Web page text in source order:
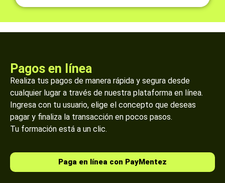
Pagos en línea
Realiza tus pagos de manera rápida y segura desde
cualquier lugar a través de nuestra plataforma en línea.
Ingresa con tu usuario, elige el concepto que deseas
pagar y finaliza la transacción en pocos pasos.
Tu formación está a un clic.
Paga en línea con PayMentez